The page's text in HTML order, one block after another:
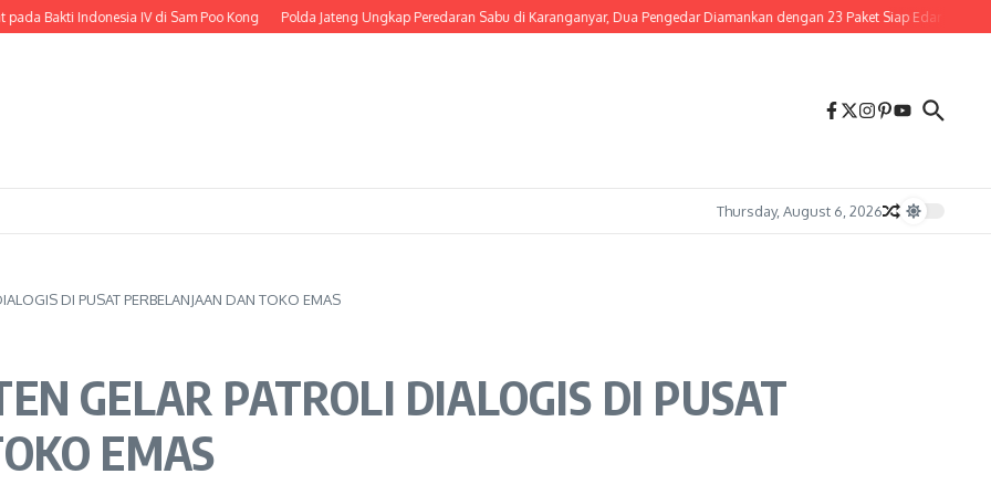
IV di Sam Poo Kong Polda Jateng Ungkap Peredaran Sabu di Karanganyar, Dua Pengedar Diamankan dengan 23 Paket Siap Edar Perjalanan Berakhir
Thursday, August 6, 2026
DI PUSAT PERBELANJAAN DAN TOKO EMAS
GELAR PATROLI DIALOGIS DI PUSAT
EMAS